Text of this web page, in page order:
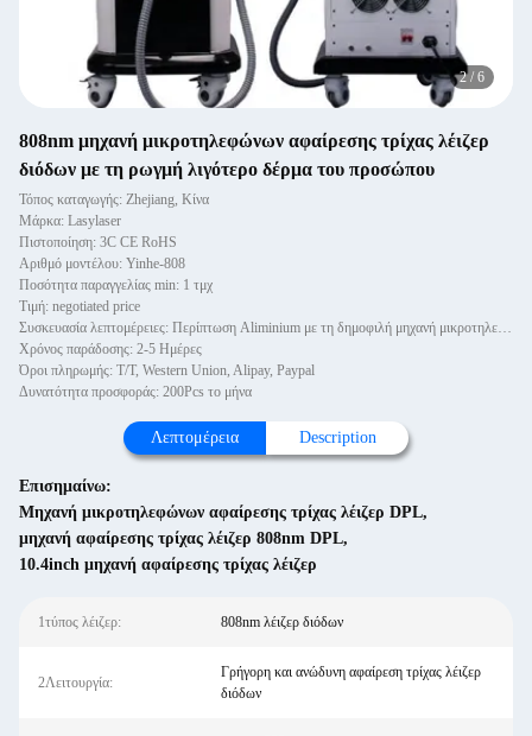
2/ 6
808nm μηχανή μικροτηλεφώνων αφαίρεσης τρίχας λέιζερ
διόδων με τη ρωγμή λιγότερο δέρμα του προσώπου
Τόπος καταγωγής: Zhejiang, Κίνα
Μάρκα: Lasylaser
Πιστοποίηση: 3C CE RoHS
Αριθμό μοντέλου: Yinhe-808
Ποσότητα παραγγελίας min: 1 τμχ
Τιμή: negotiated price
Συσκευασία λεπτομέρειες: Περίπτωση Aliminium με τη δημοφιλή μηχανή μικροτηλεφώνων αφαίρεσης τρίχας λέιζερ διόδων χρήσης 808nm
Χρόνος παράδοσης: 2-5 Ημέρες
Όροι πληρωμής: T/T, Western Union, Alipay, Paypal
Δυνατότητα προσφοράς: 200Pcs το μήνα
Λεπτομέρεια Description
Επισημαίνω:
Μηχανή μικροτηλεφώνων αφαίρεσης τρίχας λέιζερ DPL,
μηχανή αφαίρεσης τρίχας λέιζερ 808nm DPL,
10.4inch μηχανή αφαίρεσης τρίχας λέιζερ
1τύπος λέιζερ: 808nm λέιζερ διόδων
2Λειτουργία:
Γρήγορη και ανώδυνη αφαίρεση τρίχας λέιζερ
διόδων